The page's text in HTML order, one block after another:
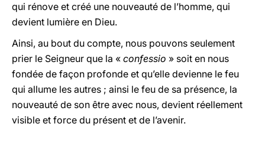
qui rénove et créé une nouveauté de l’homme, qui
devient lumière en Dieu.
Ainsi, au bout du compte, nous pouvons seulement
prier le Seigneur que la « confessio » soit en nous
fondée de façon profonde et qu’elle devienne le feu
qui allume les autres ; ainsi le feu de sa présence, la
nouveauté de son être avec nous, devient réellement
visible et force du présent et de l’avenir.